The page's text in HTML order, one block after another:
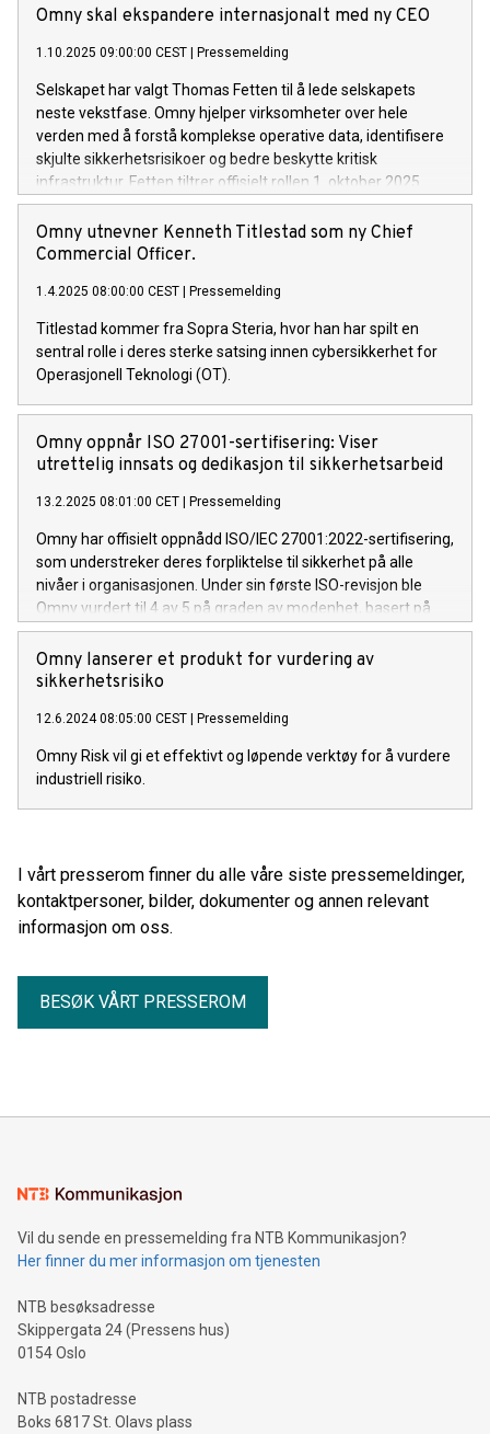
Omny skal ekspandere internasjonalt med ny CEO
1.10.2025 09:00:00 CEST Pressemelding
Selskapet har valgt Thomas Fetten til å lede selskapets
neste vekstfase. Omny hjelper virksomheter over hele
verden med å forstå komplekse operative data, identifisere
skjulte sikkerhetsrisikoer og bedre beskytte kritisk
infrastruktur. Fetten tiltrer offisielt rollen 1. oktober 2025.
Omny utnevner Kenneth Titlestad som ny Chief
Commercial Officer.
1.4.2025 08:00:00 CEST Pressemelding
Titlestad kommer fra Sopra Steria, hvor han har spilt en
sentral rolle i deres sterke satsing innen cybersikkerhet for
Operasjonell Teknologi (OT).
Omny oppnår ISO 27001-sertifisering: Viser
utrettelig innsats og dedikasjon til sikkerhetsarbeid
13.2.2025 08:01:00 CET Pressemelding
Omny har offisielt oppnådd ISO/IEC 27001:2022-sertifisering,
som understreker deres forpliktelse til sikkerhet på alle
nivåer i organisasjonen. Under sin første ISO-revisjon ble
Omny vurdert til 4 av 5 på graden av modenhet, basert på
selskapets solide virksomhetsstyring. Revisjonen ble utført
av DNV, som er et verdensledende organ innen sertifisering.
Omny lanserer et produkt for vurdering av
sikkerhetsrisiko
12.6.2024 08:05:00 CEST Pressemelding
Omny Risk vil gi et effektivt og løpende verktøy for å vurdere
industriell risiko.
I vårt presserom finner du alle våre siste pressemeldinger,
kontaktpersoner, bilder, dokumenter og annen relevant
informasjon om oss.
BESØK VÅRT PRESSEROM
Vil du sende en pressemelding fra NTB Kommunikasjon?
Her finner du mer informasjon om tjenesten
NTB besøksadresse
Skippergata 24 (Pressens hus)
0154 Oslo
NTB postadresse
Boks 6817 St. Olavs plass